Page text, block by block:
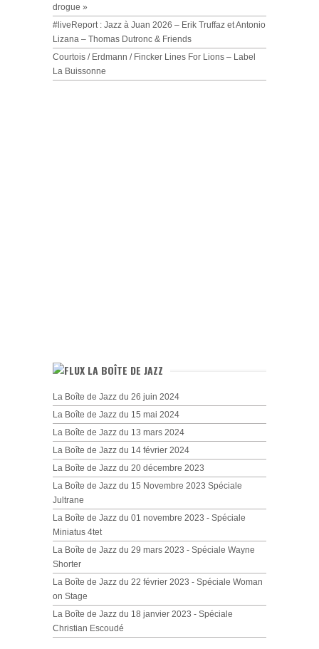
drogue »
#liveReport : Jazz à Juan 2026 – Erik Truffaz et Antonio
Lizana – Thomas Dutronc & Friends
Courtois / Erdmann / Fincker Lines For Lions – Label
La Buissonne
LA BOÎTE DE JAZZ
La Boîte de Jazz du 26 juin 2024
La Boîte de Jazz du 15 mai 2024
La Boîte de Jazz du 13 mars 2024
La Boîte de Jazz du 14 février 2024
La Boîte de Jazz du 20 décembre 2023
La Boîte de Jazz du 15 Novembre 2023 Spéciale
Jultrane
La Boîte de Jazz du 01 novembre 2023 - Spéciale
Miniatus 4tet
La Boîte de Jazz du 29 mars 2023 - Spéciale Wayne
Shorter
La Boîte de Jazz du 22 février 2023 - Spéciale Woman
on Stage
La Boîte de Jazz du 18 janvier 2023 - Spéciale
Christian Escoudé